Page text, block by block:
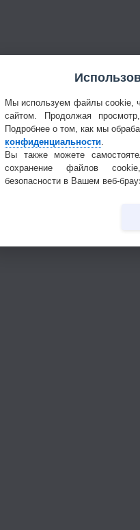
Мы используем файлы cookie,
сайтом. Продолжая
Подробнее о том, как мы
конфиденциальности
Вы также можете
сохранение файлов
безопасности в Вашем веб-